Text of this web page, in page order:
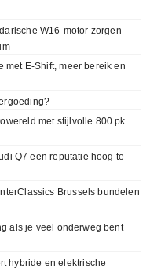
W16-motor zorgen
met E-Shift, meer bereik en
met stijlvolle 800 pk
Q7 een reputatie hoog te
Brussels bundelen
als je veel onderweg bent
hybride en elektrische